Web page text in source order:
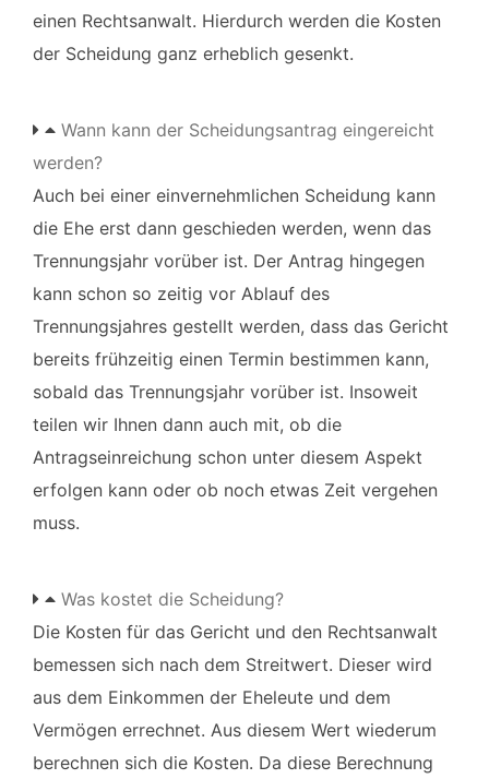
einen Rechtsanwalt. Hierdurch werden die Kosten
der Scheidung ganz erheblich gesenkt.
Wann kann der Scheidungsantrag eingereicht
werden?
Auch bei einer einvernehmlichen Scheidung kann
die Ehe erst dann geschieden werden, wenn das
Trennungsjahr vorüber ist. Der Antrag hingegen
kann schon so zeitig vor Ablauf des
Trennungsjahres gestellt werden, dass das Gericht
bereits frühzeitig einen Termin bestimmen kann,
sobald das Trennungsjahr vorüber ist. Insoweit
teilen wir Ihnen dann auch mit, ob die
Antragseinreichung schon unter diesem Aspekt
erfolgen kann oder ob noch etwas Zeit vergehen
muss.
Was kostet die Scheidung?
Die Kosten für das Gericht und den Rechtsanwalt
bemessen sich nach dem Streitwert. Dieser wird
aus dem Einkommen der Eheleute und dem
Vermögen errechnet. Aus diesem Wert wiederum
berechnen sich die Kosten. Da diese Berechnung